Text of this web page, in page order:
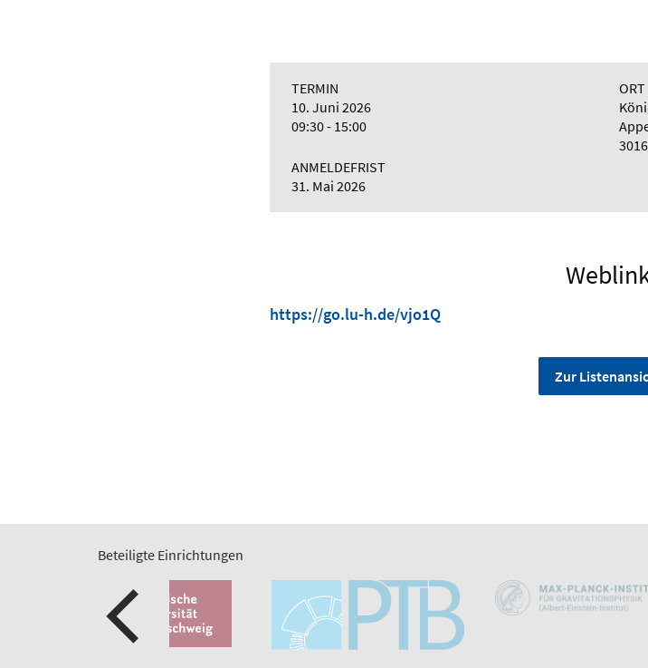
TERMIN
10. Juni 2026
09:30 - 15:00
ANMELDEFRIST
31. Mai 2026
ORT
https://go.lu-h.de/vjo1Q
Zur
Beteiligte Einrichtungen